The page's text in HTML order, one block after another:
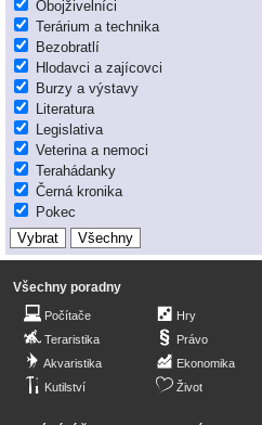
Obojživelníci
Terárium a technika
Bezobratlí
Hlodavci a zajícovci
Burzy a výstavy
Literatura
Legislativa
Veterina a nemoci
Terahádanky
Černá kronika
Pokec
Všechny poradny
Počítače
Teraristika
Akvaristika
Kutilství
Hry
Právo
Ekonomika
Život